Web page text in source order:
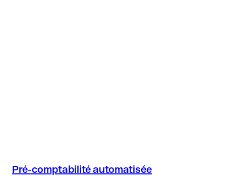
Pré-comptabilité automatisée